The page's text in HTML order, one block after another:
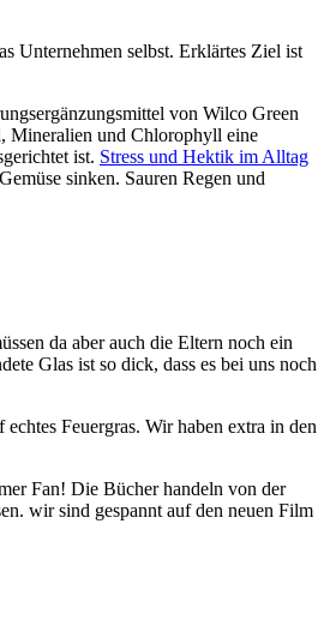
Unternehmen selbst. Erklärtes Ziel ist
von Wilco Green
Mineralien und Chlorophyll eine
ist. Stress und Hektik im Alltag
sinken. Sauren Regen und
da aber auch die Eltern noch ein
Glas ist so dick, dass es bei uns noch
Feuergras. Wir haben extra in den
Fan! Die Bücher handeln von der
wir sind gespannt auf den neuen Film